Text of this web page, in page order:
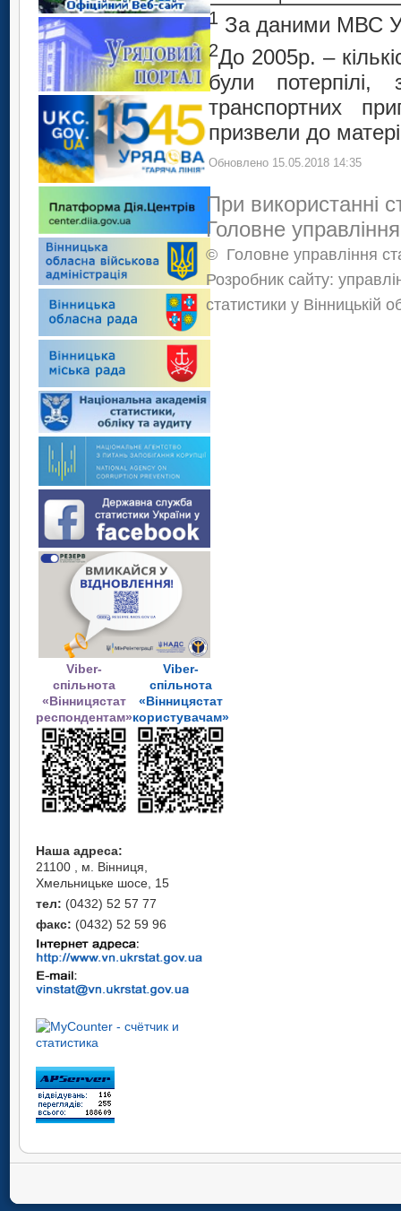
Viber-
спільнота
«Вінницястат
респондентам»
Viber-
спільнота
«Вінницястат
користувачам»
Наша адреса:
21100 , м. Вінниця,
Хмельницьке шосе, 15
тел: (0432) 52 57 77
факс: (0432) 52 59 96
1 За даними МВС
2До 2005р. –
були
транспортних
призвели до
Обновлено 15.05.2018 14:35
При використанні
Головне
© Головне управління
Розробник сайту:
статистики у Вінницькій